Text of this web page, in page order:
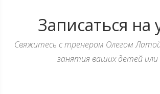
Записаться на
Свяжитесь с тренером Олегом
занятия ваших детей или